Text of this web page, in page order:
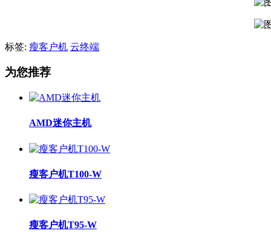
标签: 瘦客户机 云终端
为您推荐
AMD迷你主机
瘦客户机T100-W
瘦客户机T95-W